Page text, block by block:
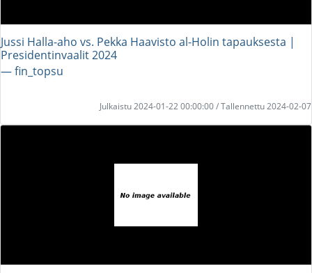
Jussi Halla-aho vs. Pekka Haavisto al-Holin tapauksesta |
Presidentinvaalit 2024
― fin_topsu
Julkaistu 2024-01-22 00:00:00 / Tallennettu 2024-02-07